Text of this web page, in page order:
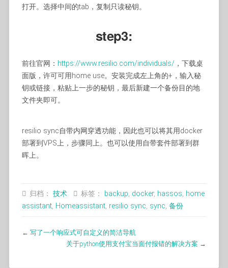
打开。选择中间的tab，复制只读秘钥。
step3:
前往官网： https://www.resilio.com/individuals/ ，下载桌
面版，许可可用home use。安装完成左上角的+，输入秘
钥或链接，粘贴上一步的秘钥，最后新建一个备份目的地
文件夹即可。
resilio sync自带内网穿透功能，因此也可以将其用docker
部署到VPS上，步骤同上。也可以使用自带套件部署到群
晖上。
归档： 技术 标签： backup, docker, hassos, home
assistant, Homeassistant, resilio sync, sync, 备份
← 写了一个响应式可自定义的简洁导航
关于python使用支付宝当面付报错的解决方案 →